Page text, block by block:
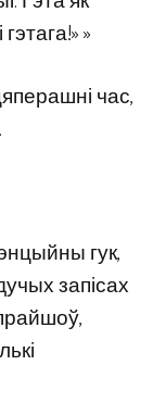
»
час,
гук,
запісах